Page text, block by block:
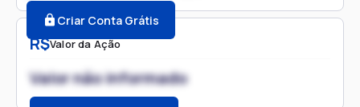
R$Valor da Ação
Valor não informado
Criar Conta Grátis